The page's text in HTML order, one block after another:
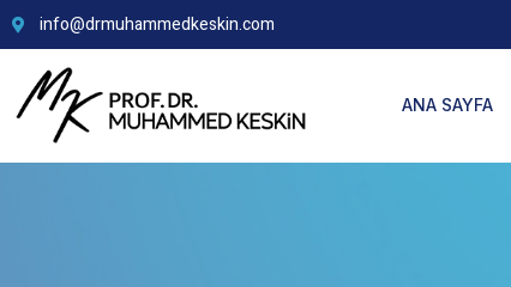
info@drmuhammedkeskin.com
ANA SAYFA